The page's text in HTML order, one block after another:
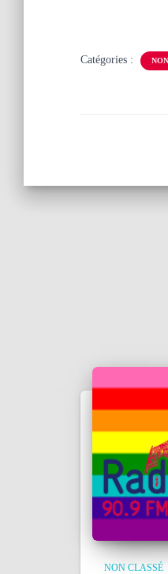
Catégories :
NON CLASSÉ